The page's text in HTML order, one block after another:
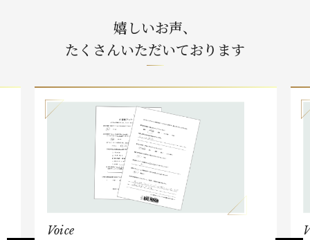
嬉しいお声、
たくさんいただいております
Voice